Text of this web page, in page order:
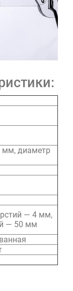
мм, диаметр
— 4 мм,
— 50 мм